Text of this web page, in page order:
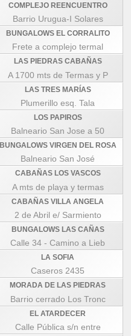
COMPLEJO REENCUENTRO
Barrio Urugua-I Solares
BUNGALOWS EL CORRALITO
Frete a complejo termal
LAS PIEDRAS CABAÑAS
A 1700 mts de Termas y P
LAS TRES MARÍAS
Plumerillo esq. Tala
LOS PAPIROS
Balneario San Jose a 50
BUNGALOWS VIRGEN DEL ROSA
Balneario San José
CABAÑAS LOS VASCOS
A mts de playa y termas
CABAÑAS VILLA ANGELA
2 de Abril e/ Sarmiento
BUNGALOWS LAS CAÑAS
Calle 34 - Camino a Lieb
LA SOFIA
Caseros 2435
MORADA DE LAS PIEDRAS
Barrio cerrado Los Tronc
EL ATARDECER
Calle Pública s/n entre